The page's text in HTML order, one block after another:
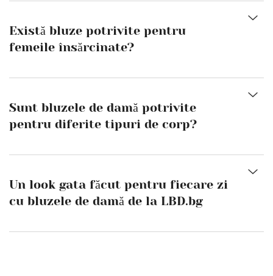
Există bluze potrivite pentru
femeile însărcinate?
Sunt bluzele de damă potrivite
pentru diferite tipuri de corp?
Un look gata făcut pentru fiecare zi
cu bluzele de damă de la LBD.bg